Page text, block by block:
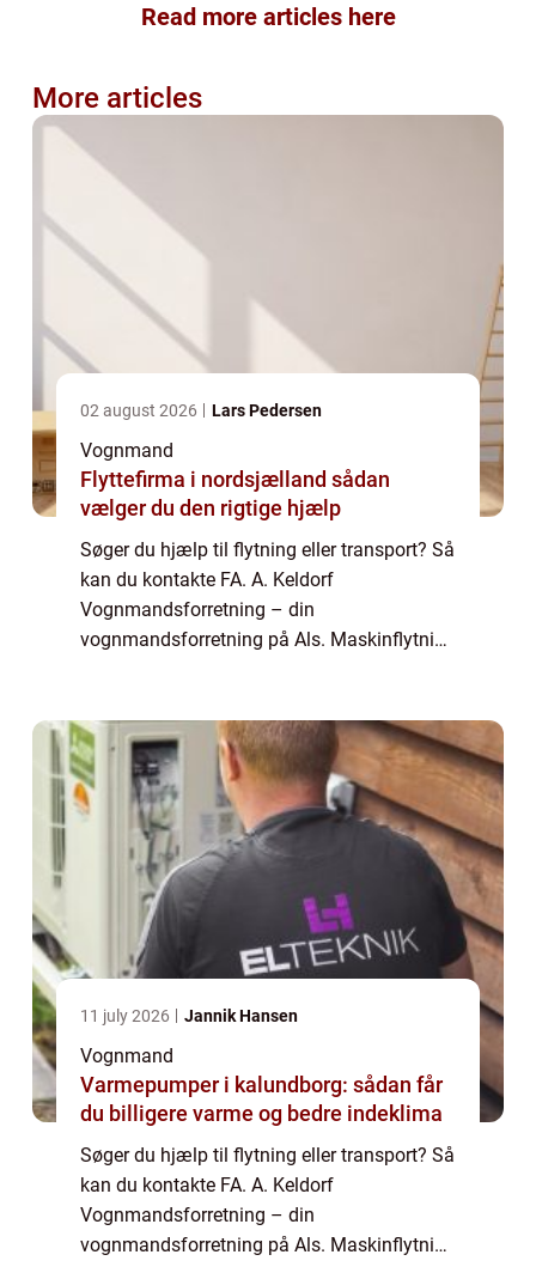
Read more articles here
More articles
02 august 2026 Lars Pedersen
Vognmand
Flyttefirma i nordsjælland sådan
vælger du den rigtige hjælp
Søger du hjælp til flytning eller transport? Så
kan du kontakte FA. A. Keldorf
Vognmandsforretning – din
vognmandsforretning på Als. Maskinflytning
11 july 2026 Jannik Hansen
Vognmand
Varmepumper i kalundborg: sådan får
du billigere varme og bedre indeklima
Søger du hjælp til flytning eller transport? Så
kan du kontakte FA. A. Keldorf
Vognmandsforretning – din
vognmandsforretning på Als. Maskinflytning